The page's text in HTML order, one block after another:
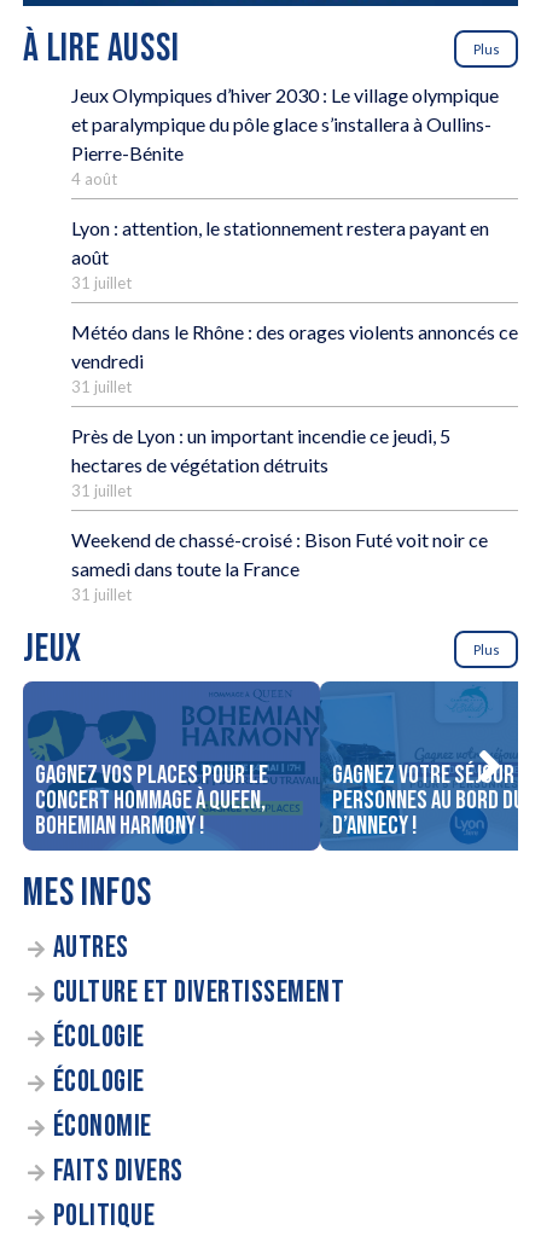
À LIRE AUSSI Plus
Jeux Olympiques d’hiver 2030 : Le village olympique
et paralympique du pôle glace s’installera à Oullins-
Pierre-Bénite
4 août
Lyon : attention, le stationnement restera payant en
août
31 juillet
Météo dans le Rhône : des orages violents annoncés ce
vendredi
31 juillet
Près de Lyon : un important incendie ce jeudi, 5
hectares de végétation détruits
31 juillet
Weekend de chassé-croisé : Bison Futé voit noir ce
samedi dans toute la France
31 juillet
JEUX Plus
Gagnez vos places pour le
concert Hommage à Queen,
Bohemian Harmony !
Gagnez votre séjour
personnes au bord du
d’Annecy !
MES INFOS
AUTRES
CULTURE ET DIVERTISSEMENT
ÉCOLOGIE
ÉCOLOGIE
ÉCONOMIE
FAITS DIVERS
POLITIQUE